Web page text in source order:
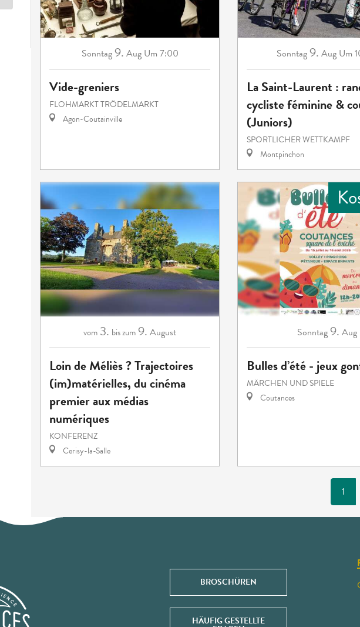
Sonntag9. Aug Um 7:00
Vide-greniers
FLOHMARKT TRÖDELMARKT
Agon-Coutainville
Sonntag9. Aug Um
La Saint-Laurent :
cycliste féminine &
(Juniors)
SPORTLICHER WETTKAMPF
Montpinchon
vom 3. bis zum9. August
Loin de Méliès ? Trajectoires
(im)matérielles, du cinéma
premier aux médias
numériques
KONFERENZ
Cerisy-la-Salle
Sonntag9. Aug
Bulles d’été - jeux
MÄRCHEN UND SPIELE
Coutances
1
BROSCHÜREN
HÄUFIG GESTELLTE